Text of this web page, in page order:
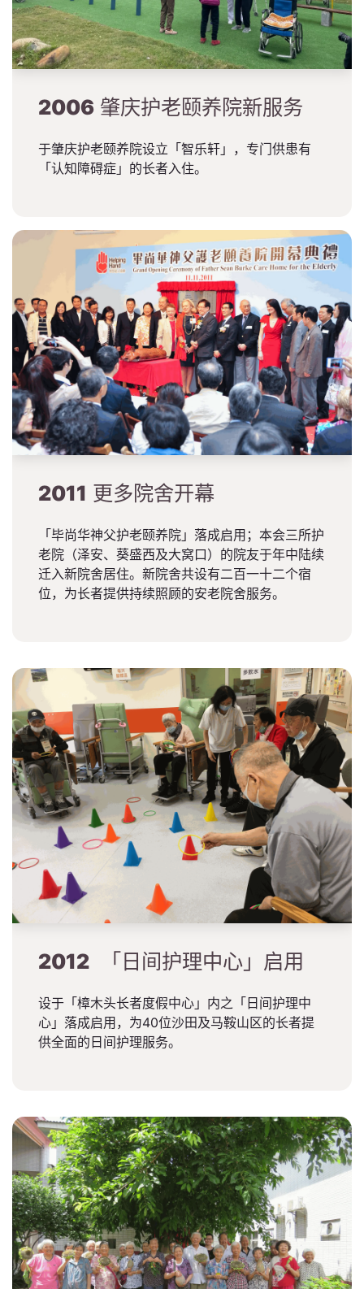
2006 肇庆护老颐养院新服务
于肇庆护老颐养院设立「智乐轩」，专门供患有
「认知障碍症」的长者入住。
2011 更多院舍开幕
「毕尚华神父护老颐养院」落成启用；本会三所护
老院（泽安、葵盛西及大窝口）的院友于年中陆续
迁入新院舍居住。新院舍共设有二百一十二个宿
位，为长者提供持续照顾的安老院舍服务。
2012 「日间护理中心」启用
设于「樟木头长者度假中心」内之「日间护理中
心」落成启用，为40位沙田及马鞍山区的长者提
供全面的日间护理服务。